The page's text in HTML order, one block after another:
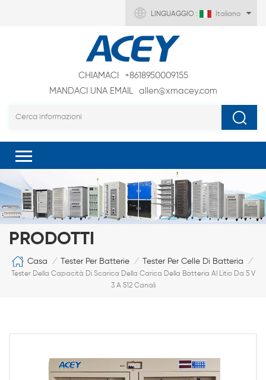
LINGUAGGIO : Italiano
CHIAMACI
+8618950009155
MANDACI UNA EMAIL
allen@xmacey.com
PRODOTTI
Casa / Tester Per Batterie / Tester Per Celle Di Batteria
/
Tester Della Capacità Di Scarica Della Carica Della Batteria Al Litio Da 5 V
3 A 512 Canali